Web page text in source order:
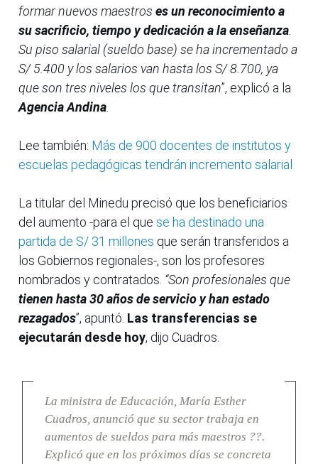
formar nuevos maestros es un reconocimiento a
su sacrificio, tiempo y dedicación a la enseñanza
Su piso salarial (sueldo base) se ha incrementado a
S/ 5.400 y los salarios van hasta los S/ 8.700, ya
que son tres niveles los que transitan”, explicó a la
Agencia Andina
Lee también: Más de 900 docentes de institutos y
escuelas pedagógicas tendrán incremento salarial
La titular del Minedu precisó que los beneficiarios
del aumento -para el que se ha destinado una
partida de S/ 31 millones que serán transferidos a
los Gobiernos regionales-, son los profesores
nombrados y contratados. “Son profesionales que
tienen hasta 30 años de servicio y han estado
rezagados”, apuntó. Las transferencias se
ejecutarán desde hoy, dijo Cuadros.
La ministra de Educación, María Esther
Cuadros, anunció que su sector trabaja en
aumentos de sueldos para más maestros ??.
Explicó que en los próximos días se concreta